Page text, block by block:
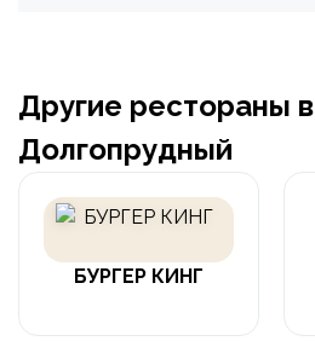
Другие рестораны в
Долгопрудный
БУРГЕР КИНГ